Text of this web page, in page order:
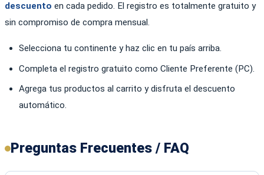
descuento en cada pedido. El registro es totalmente gratuito y
sin compromiso de compra mensual.
Selecciona tu continente y haz clic en tu país arriba.
Completa el registro gratuito como Cliente Preferente (PC).
Agrega tus productos al carrito y disfruta el descuento
automático.
Preguntas Frecuentes / FAQ